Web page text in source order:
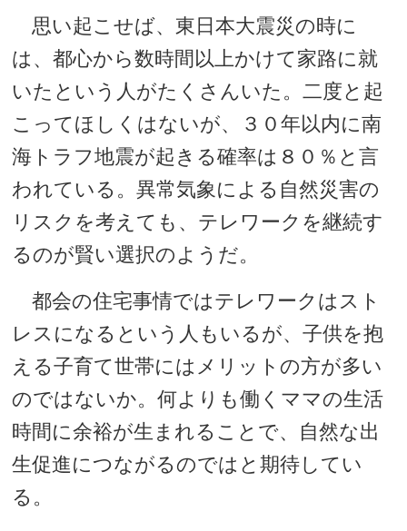
思い起こせば、東日本大震災の時に
は、都心から数時間以上かけて家路に就
いたという人がたくさんいた。二度と起
こってほしくはないが、３０年以内に南
海トラフ地震が起きる確率は８０％と言
われている。異常気象による自然災害の
リスクを考えても、テレワークを継続す
るのが賢い選択のようだ。
都会の住宅事情ではテレワークはスト
レスになるという人もいるが、子供を抱
える子育て世帯にはメリットの方が多い
のではないか。何よりも働くママの生活
時間に余裕が生まれることで、自然な出
生促進につながるのではと期待してい
る。